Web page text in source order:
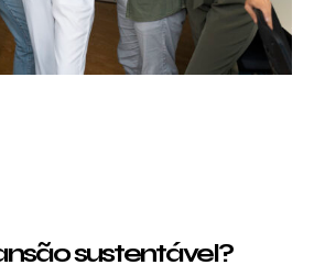
sustentável?